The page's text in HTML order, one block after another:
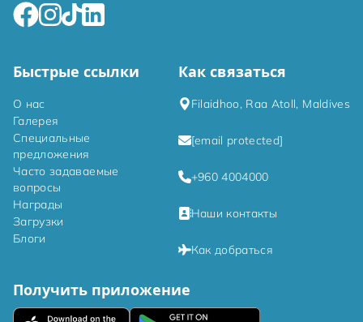
Быстрые ссылки
О нас
Галерея
Специальные
предложения
Часто задаваемые
вопросы
Награды
Загрузки
Блоги
Как связаться
Filaidhoo, Raa Atoll, Maldives
[email protected]
+960 4004000
Наши контакты
Как добраться
Получить приложение